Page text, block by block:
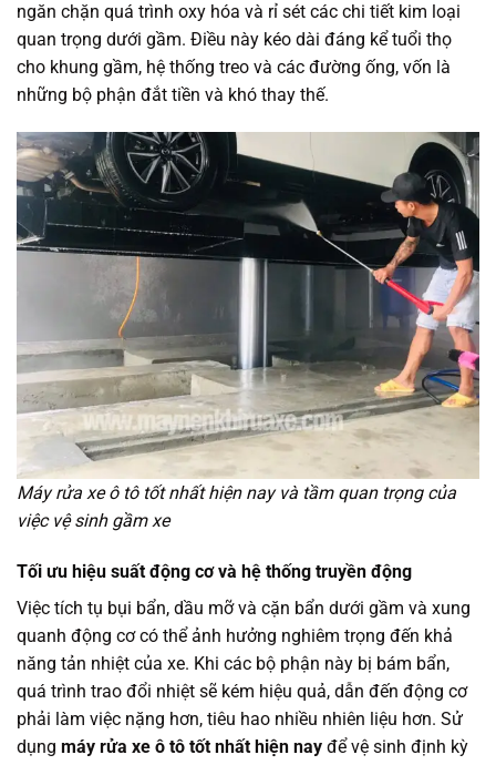
ngăn chặn quá trình oxy hóa và rỉ sét các chi tiết kim loại
quan trọng dưới gầm. Điều này kéo dài đáng kể tuổi thọ
cho khung gầm, hệ thống treo và các đường ống, vốn là
những bộ phận đắt tiền và khó thay thế.
Máy rửa xe ô tô tốt nhất hiện nay và tầm quan trọng của
việc vệ sinh gầm xe
Tối ưu hiệu suất động cơ và hệ thống truyền động
Việc tích tụ bụi bẩn, dầu mỡ và cặn bẩn dưới gầm và xung
quanh động cơ có thể ảnh hưởng nghiêm trọng đến khả
năng tản nhiệt của xe. Khi các bộ phận này bị bám bẩn,
quá trình trao đổi nhiệt sẽ kém hiệu quả, dẫn đến động cơ
phải làm việc nặng hơn, tiêu hao nhiều nhiên liệu hơn. Sử
dụng máy rửa xe ô tô tốt nhất hiện nay để vệ sinh định kỳ